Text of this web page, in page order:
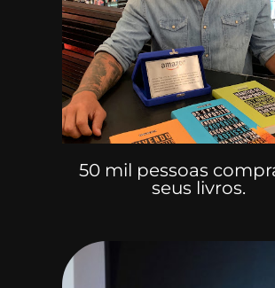
50 mil pessoas
seus livros.